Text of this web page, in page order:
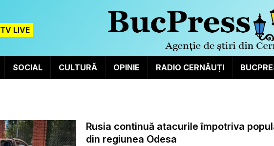
TV LIVE
SOCIAL CULTURĂ OPINIE RADIO CERNĂUȚI
Rusia continuă atacurile împotriva
din regiunea Odesa